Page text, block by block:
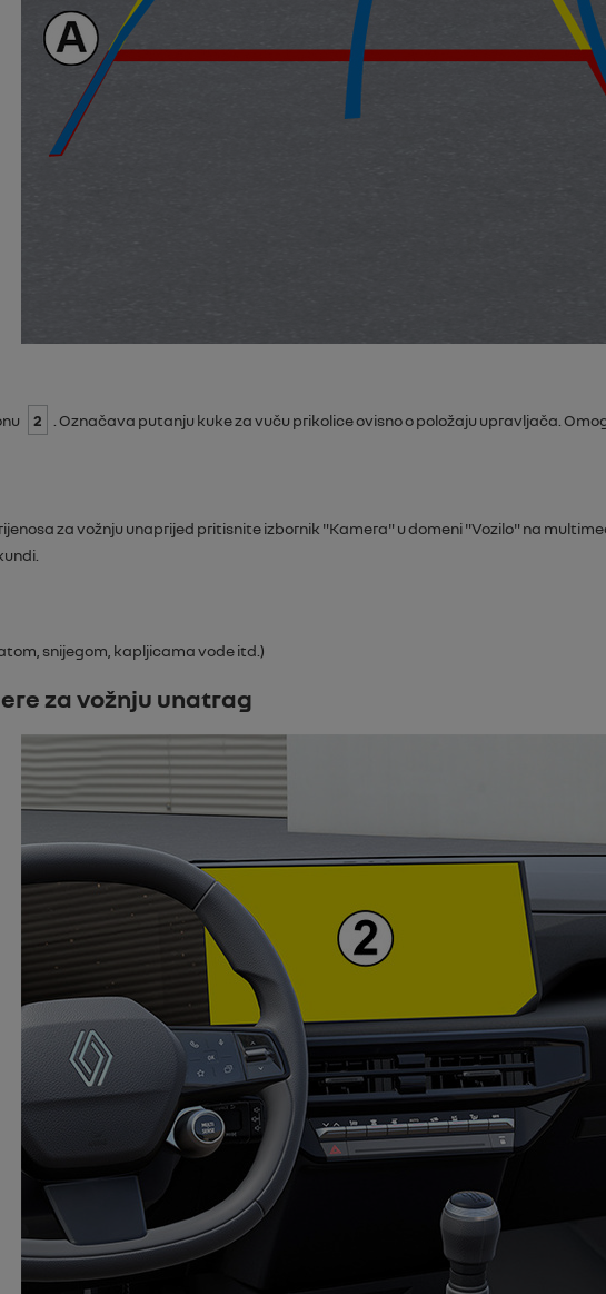
2
. Označava putanju kuke za vuču prikolice ovisno o položaju upravljača.
za vožnju unaprijed pritisnite izbornik "Kamera" u domeni "Vozilo" na
snijegom, kapljicama vode itd.)
za vožnju unatrag